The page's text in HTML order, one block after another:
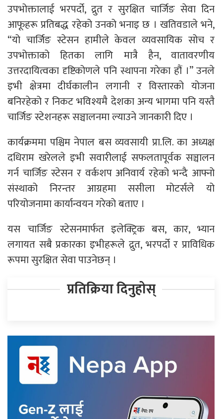
उपभोक्तालाई भरपर्दो, द्रुत र सुरक्षित चार्जिङ सेवा दिन
आफूहरू प्रतिबद्ध रहेको उनको भनाइ छ । खतिवडाले भने,
“यो चार्जिङ स्टेसन हामीले केवल व्यवसायिक सोच र
उपभोक्ताको हितका लागि मात्रै हैन, वातावरणीय
उत्तरदायित्वका दृष्टिकोणले पनि स्थापना गरेका हौं ।” उनले
इभी क्षेत्रमा दीर्घकालीन लगानी र विस्तारको योजना
बनिरहेको र निकट भविश्यमै देशका अन्य भागमा पनि यस्तै
चार्जिङ स्टेशनहरू सञ्चालनमा ल्याउने जानकारी दिए ।
कार्यक्रममा पश्चिम नेपाल बस व्यवसायी प्रा.लि. का अध्यक्ष
दधिराम खरेलले इभी सवारीलाई सफलतापूर्वक सञ्चालन
गर्न चार्जिङ स्टेसन र वर्कशप अनिवार्य रहेको भन्दै आफ्नो
संस्थाको निरन्तर आग्रहमा ससीला मोटर्सले यो
परियोजनामा कार्यान्वयन गरेको बताए ।
यस चार्जिङ स्टेसनमार्फत इलेक्ट्रिक बस, कार, भ्यान
लगायत सबै प्रकारका इभीहरूले द्रुत, भरपर्दो र प्राविधिक
रूपमा सुरक्षित सेवा पाउनेछन् ।
प्रतिक्रिया दिनुहोस्